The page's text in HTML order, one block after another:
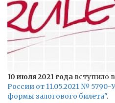
10 июля 2021 года вступило
России от 11.05.2021 №
формы залогового билета".